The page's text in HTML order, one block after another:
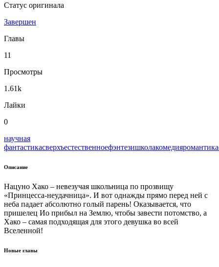
Статус оригинала
Завершен
Главы
11
Просмотры
1.61k
Лайки
0
научная
фантастикасверхъестественноефэнтезишколакомедияромантика
Описание
Нацуно Хако – невезучая школьница по прозвищу
«Принцесса-неудачница». И вот однажды прямо перед ней с
неба падает абсолютно голый парень! Оказывается, что
пришелец Ио прибыл на Землю, чтобы завести потомство, а
Хако – самая подходящая для этого девушка во всей
Вселенной!
Новые главы